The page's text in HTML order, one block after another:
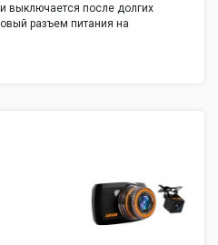
выключается после долгих
разъем питания на